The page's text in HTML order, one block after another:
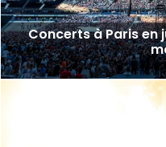
Concerts à Paris en